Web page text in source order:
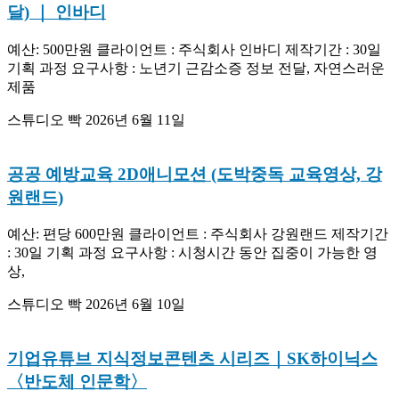
달) ｜ 인바디
예산: 500만원 클라이언트 : 주식회사 인바디 제작기간 : 30일
기획 과정 요구사항 : 노년기 근감소증 정보 전달, 자연스러운
제품
스튜디오 빡 2026년 6월 11일
공공 예방교육 2D애니모션 (도박중독 교육영상, 강
원랜드)
예산: 편당 600만원 클라이언트 : 주식회사 강원랜드 제작기간
: 30일 기획 과정 요구사항 : 시청시간 동안 집중이 가능한 영
상,
스튜디오 빡 2026년 6월 10일
기업유튜브 지식정보콘텐츠 시리즈｜SK하이닉스
〈반도체 인문학〉